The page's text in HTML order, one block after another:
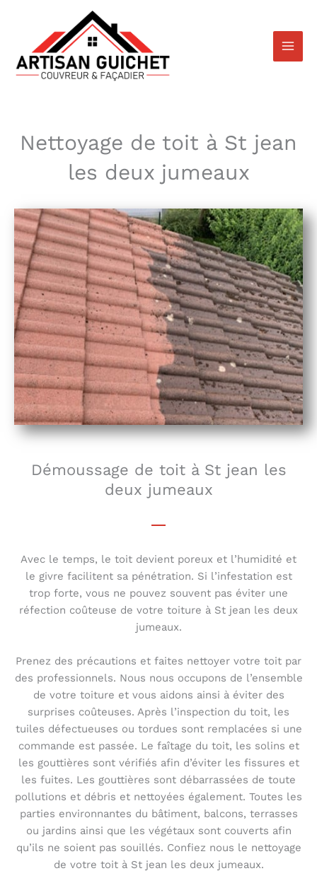
contenu
Nettoyage de toit à St jean
les deux jumeaux
Démoussage de toit à St jean les
deux jumeaux
Avec le temps, le toit devient poreux et l’humidité et
le givre facilitent sa pénétration. Si l’infestation est
trop forte, vous ne pouvez souvent pas éviter une
réfection coûteuse de votre toiture à St jean les deux
jumeaux.
Prenez des précautions et faites nettoyer votre toit par
des professionnels. Nous nous occupons de l’ensemble
de votre toiture et vous aidons ainsi à éviter des
surprises coûteuses. Après l’inspection du toit, les
tuiles défectueuses ou tordues sont remplacées si une
commande est passée. Le faîtage du toit, les solins et
les gouttières sont vérifiés afin d’éviter les fissures et
les fuites. Les gouttières sont débarrassées de toute
pollutions et débris et nettoyées également. Toutes les
parties environnantes du bâtiment, balcons, terrasses
ou jardins ainsi que les végétaux sont couverts afin
qu’ils ne soient pas souillés. Confiez nous le nettoyage
de votre toit à St jean les deux jumeaux.